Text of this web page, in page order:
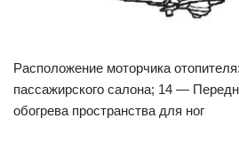
Расположение моторчика
пассажирского салона; 14 —
обогрева пространства для ног